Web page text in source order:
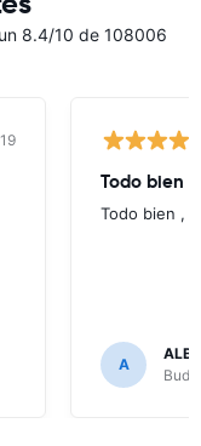
8.4/10 de 108006
Todo bien ,
Todo bien ,
A